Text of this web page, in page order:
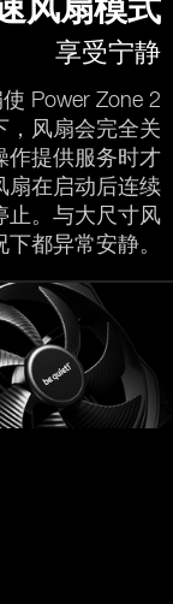
风扇模式
享受宁静
Power Zone 2
，风扇会完全关
作提供服务时才
扇在启动后连续
止。与大尺寸风
都异常安静。